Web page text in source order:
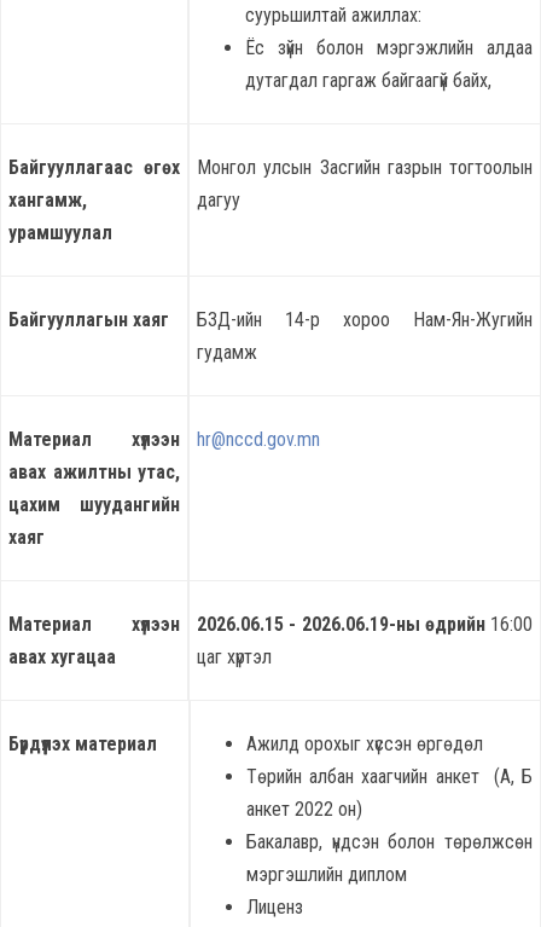
суурьшилтай ажиллах:
Ёс зүйн болон мэргэжлийн алдаа
дутагдал гаргаж байгаагүй байх,
Байгууллагаас өгөх
хангамж,
урамшуулал
Монгол улсын Засгийн газрын тогтоолын
дагуу
Байгууллагын хаяг
БЗД-ийн 14-р хороо Нам-Ян-Жугийн
гудамж
Материал хүлээн
авах ажилтны утас,
цахим шуудангийн
хаяг
hr@nccd.gov.mn
Материал хүлээн
авах хугацаа
2026.06.15 - 2026.06.19-ны өдрийн 16:00
цаг хүртэл
Бүрдүүлэх материал
Ажилд орохыг хүссэн өргөдөл
Төрийн албан хаагчийн анкет (А, Б
анкет 2022 он)
Бакалавр, үндсэн болон төрөлжсөн
мэргэшлийн диплом
Лиценз